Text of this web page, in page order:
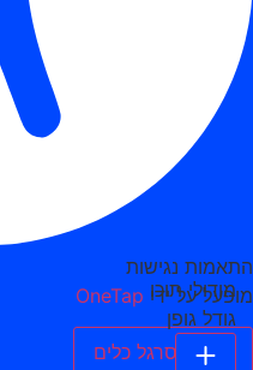
התאמות נגישות
מופעל על ידי OneTap
הסתר סרגל כלים
מודולי תוכן
גודל גופן